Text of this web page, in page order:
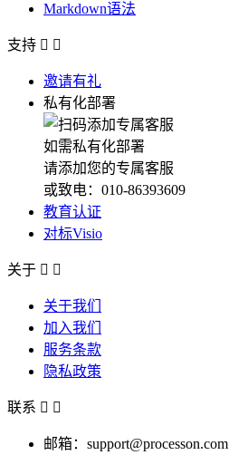
Markdown语法
支持  
邀请有礼
私有化部署
如需私有化部署
请添加您的专属客服
或致电：010-86393609
教育认证
对标Visio
关于  
关于我们
加入我们
服务条款
隐私政策
联系  
邮箱：support@processon.com